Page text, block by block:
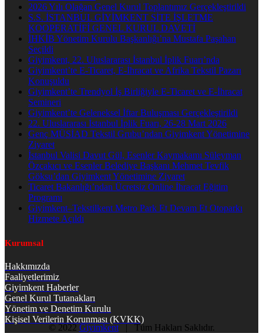
2026 Yılı Olağan Genel Kurul Toplantımız Gerçekleştirildi
S.S. İSTANBUL GİYİMKENT SİTE İŞLETME
KOOPERATİFİ GENEL KURUL DAVETİ
İHKİB Yönetim Kurulu Başkanlığı’na Mustafa Paşahan
Seçildi
Giyimkent, 22. Uluslararası İstanbul İplik Fuarı’nda
Giyimkent’te E-Ticaret, E-İhracat ve Afrika Tekstil Pazarı
Konuşuldu
Giyimkent’te Trendyol İş Birliğiyle E-Ticaret ve E-İhracat
Semineri
Giyimkent’te Geleneksel İftar Buluşması Gerçekleştirildi
22. Uluslararası İstanbul İplik Fuarı, 26-28 Mart 2026
Genç MÜSİAD Tekstil Grubu’ndan Giyimkent Yönetimine
Ziyaret
İstanbul Valisi Davut Gül, Esenler Kaymakamı Süleyman
Özçakıcı ve Esenler Belediye Başkanı Mehmet Tevfik
Göksu’dan Giyimkent Yönetimine Ziyaret
Ticaret Bakanlığı’ndan Ücretsiz Online İhracat Eğitim
Programı
Giyimkent–Tekstilkent Metro Park Et Devam Et Otoparkı
Hizmete Açıldı
Kurumsal
Hakkımızda
Faaliyetlerimiz
Giyimkent Haberler
Genel Kurul Tutanakları
Yönetim ve Denetim Kurulu
Kişisel Verilerin Korunması (KVKK)
© 2022 Giyimkent| Tüm Hakları Saklıdır.